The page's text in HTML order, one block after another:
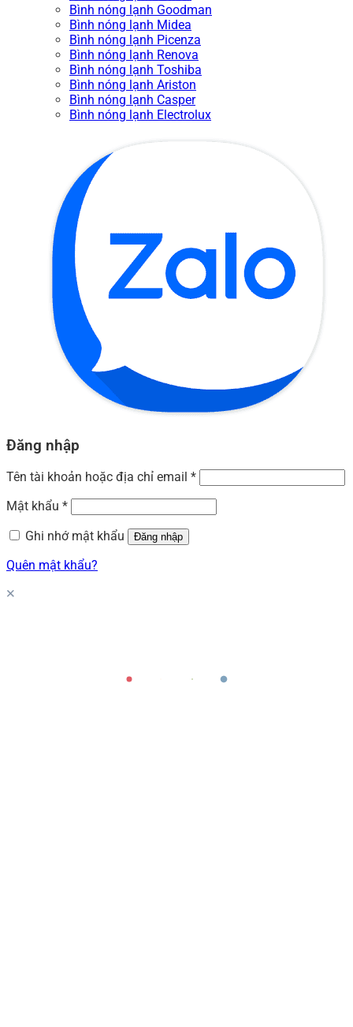
Bình nóng lạnh Goodman
Bình nóng lạnh Midea
Bình nóng lạnh Picenza
Bình nóng lạnh Renova
Bình nóng lạnh Toshiba
Bình nóng lạnh Ariston
Bình nóng lạnh Casper
Bình nóng lạnh Electrolux
Đăng nhập
Tên tài khoản hoặc địa chỉ email *
Mật khẩu *
Ghi nhớ mật khẩu
Đăng nhập
Quên mật khẩu?